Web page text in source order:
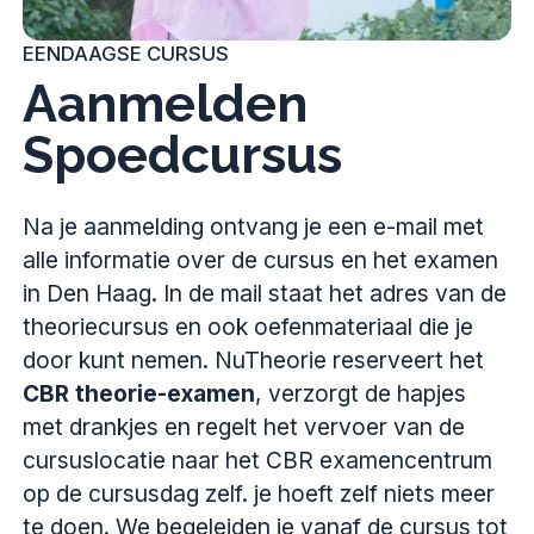
EENDAAGSE CURSUS
Aanmelden
Spoedcursus
Na je aanmelding ontvang je een e-mail met
alle informatie over de cursus en het examen
in Den Haag. In de mail staat het adres van de
theoriecursus en ook oefenmateriaal die je
door kunt nemen. NuTheorie reserveert het
CBR theorie-examen, verzorgt de hapjes
met drankjes en regelt het vervoer van de
cursuslocatie naar het CBR examencentrum
op de cursusdag zelf. je hoeft zelf niets meer
te doen. We begeleiden je vanaf de cursus tot